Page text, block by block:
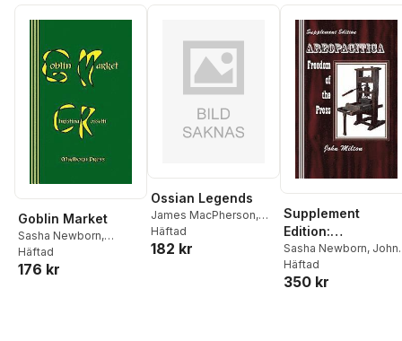
Goblin Market
Sasha Newborn,
Christina Rossetti
Häftad
176 kr
Ossian Legends
James MacPherson,
Sasha Newborn
Häftad
182 kr
Supplement
Edition:
Areopagitica:
Freedom of the
Press
Sasha Newborn, John
Milton
Häftad
350 kr